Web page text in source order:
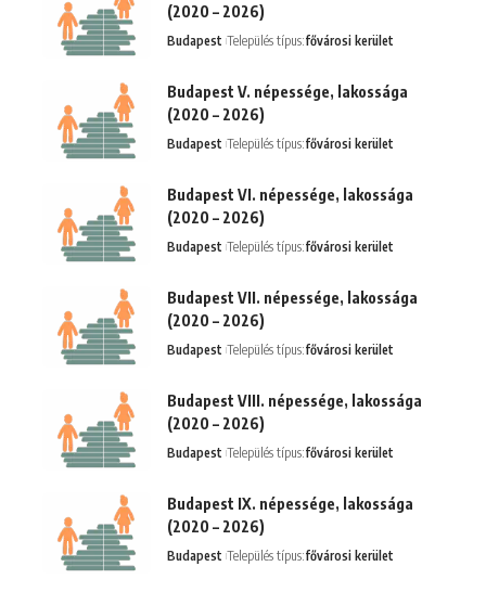
(2020 – 2026)
Budapest Település típus:fővárosi kerület
Budapest V. népessége, lakossága
(2020 – 2026)
Budapest Település típus:fővárosi kerület
Budapest VI. népessége, lakossága
(2020 – 2026)
Budapest Település típus:fővárosi kerület
Budapest VII. népessége, lakossága
(2020 – 2026)
Budapest Település típus:fővárosi kerület
Budapest VIII. népessége, lakossága
(2020 – 2026)
Budapest Település típus:fővárosi kerület
Budapest IX. népessége, lakossága
(2020 – 2026)
Budapest Település típus:fővárosi kerület